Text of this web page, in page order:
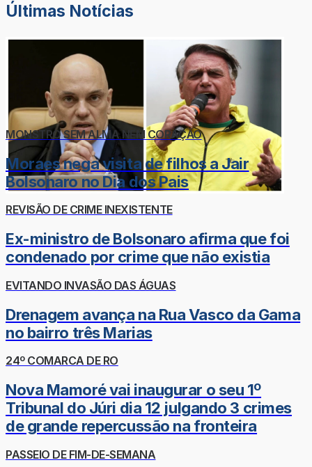
Últimas Notícias
MONSTRO SEM ALMA NEM CORAÇÃO
Moraes nega visita de filhos a Jair
Bolsonaro no Dia dos Pais
REVISÃO DE CRIME INEXISTENTE
Ex-ministro de Bolsonaro afirma que foi
condenado por crime que não existia
EVITANDO INVASÃO DAS ÁGUAS
Drenagem avança na Rua Vasco da Gama
no bairro três Marias
24º COMARCA DE RO
Nova Mamoré vai inaugurar o seu 1º
Tribunal do Júri dia 12 julgando 3 crimes
de grande repercussão na fronteira
PASSEIO DE FIM-DE-SEMANA